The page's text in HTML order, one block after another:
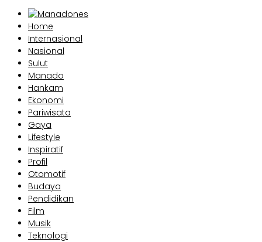
Home
Internasional
Nasional
Sulut
Manado
Hankam
Ekonomi
Pariwisata
Gaya
Lifestyle
Inspiratif
Profil
Otomotif
Budaya
Pendidikan
Film
Musik
Teknologi